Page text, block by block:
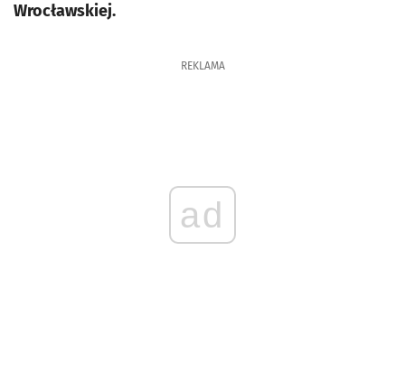
Wrocławskiej.
REKLAMA
ad